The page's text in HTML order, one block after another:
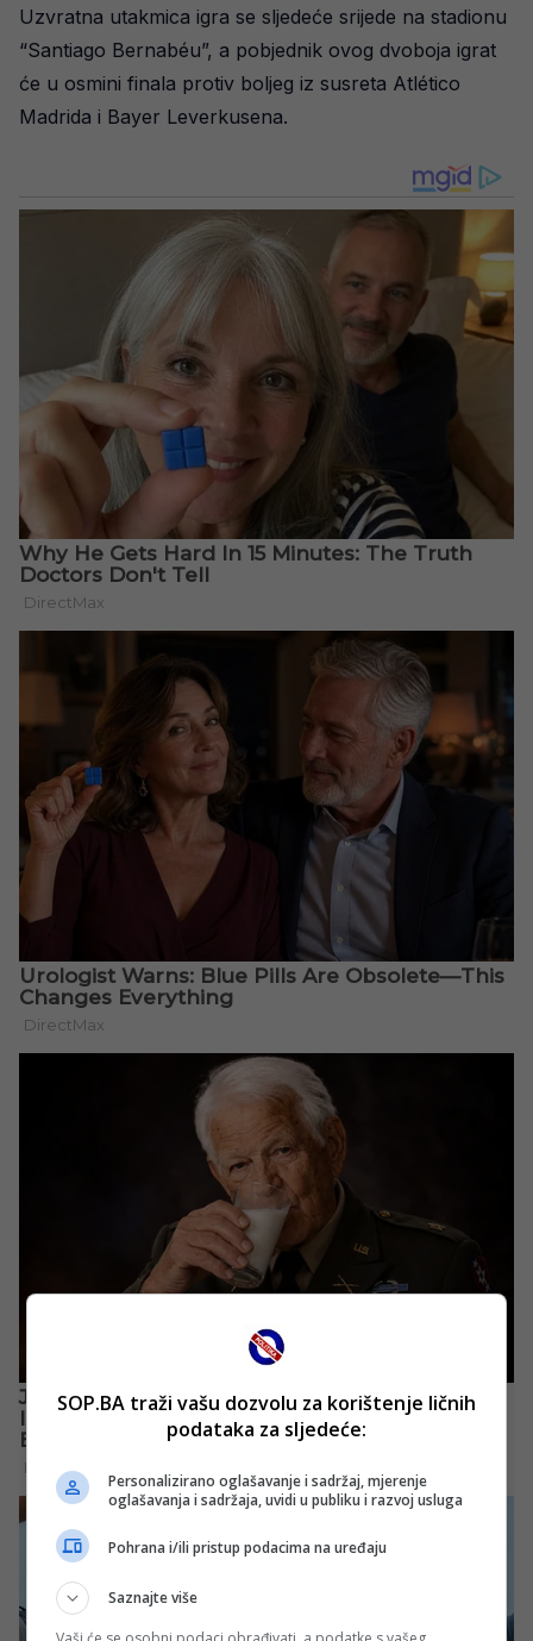
Uzvratna utakmica igra se sljedeće srijede na stadionu
“Santiago Bernabéu”, a pobjednik ovog dvoboja igrat
će u osmini finala protiv boljeg iz susreta Atlético
Madrida i Bayer Leverkusena.
SOP.BA traži vašu dozvolu za korištenje ličnih
podataka za sljedeće:
Personalizirano oglašavanje i sadržaj, mjerenje
oglašavanja i sadržaja, uvidi u publiku i razvoj usluga
Pohrana i/ili pristup podacima na uređaju
Saznajte više